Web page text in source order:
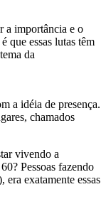
a importância e o
que essas lutas têm
da
a idéia de presença.
chamados
vivendo a
Pessoas fazendo
exatamente essas